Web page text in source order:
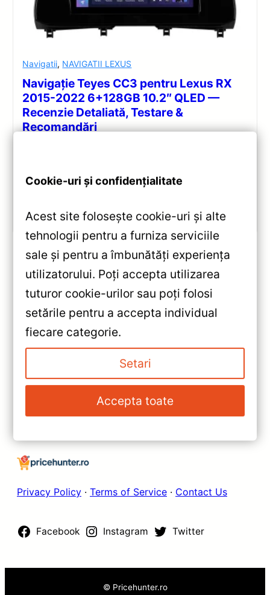
Navigatii, NAVIGATII LEXUS
Navigație Teyes CC3 pentru Lexus RX
2015-2022 6+128GB 10.2″ QLED —
Recenzie Detaliată, Testare &
Recomandări
10.2″, DSP audio și conectivitate 4G/Wi‑Fi.
Vezi review!
«Navigație Teyes CC3 Ford
EcoSport 4+64GB 9″ QLED —
Recenzie Detaliată, Testare &
Recomandări
»
Navigatie Auto Teyes CC3 360°
Ford EcoSport 2014-2023 —
Recenzie Detaliată, Testare &
Recomandări
Privacy Policy · Terms of Service · Contact Us
Facebook Instagram Twitter
© Pricehunter.ro
Cookie-uri și confidențialitate
Acest site folosește cookie-uri și alte
tehnologii pentru a furniza serviciile
sale și pentru a îmbunătăți experiența
utilizatorului. Poți accepta utilizarea
tuturor cookie-urilor sau poți folosi
setările pentru a accepta individual
fiecare categorie.
Setari
Accepta toate